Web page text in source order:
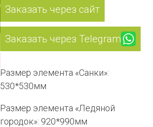
Заказать через сайт
Заказать через Telegram
Размер элемента «Санки»:
530*530мм
Размер элемента «Ледяной
городок»: 920*990мм